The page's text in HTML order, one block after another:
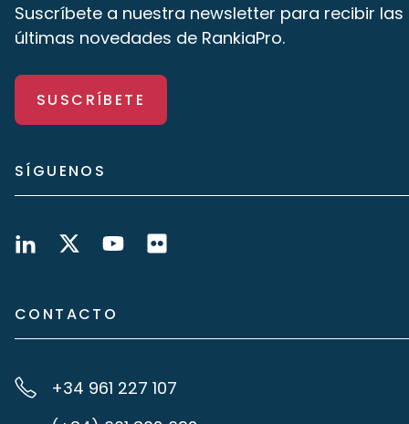
Suscríbete a nuestra newsletter para recibir las
últimas novedades de RankiaPro.
SUSCRÍBETE
SÍGUENOS
CONTACTO
+34 961 227 107